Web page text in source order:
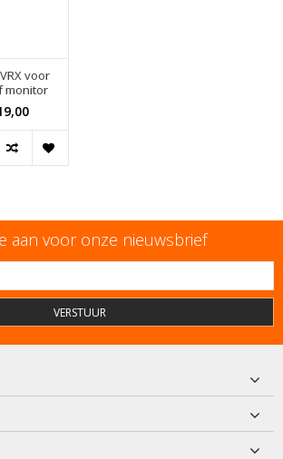
voor
monitor
aan voor onze nieuwsbrief
VERSTUUR